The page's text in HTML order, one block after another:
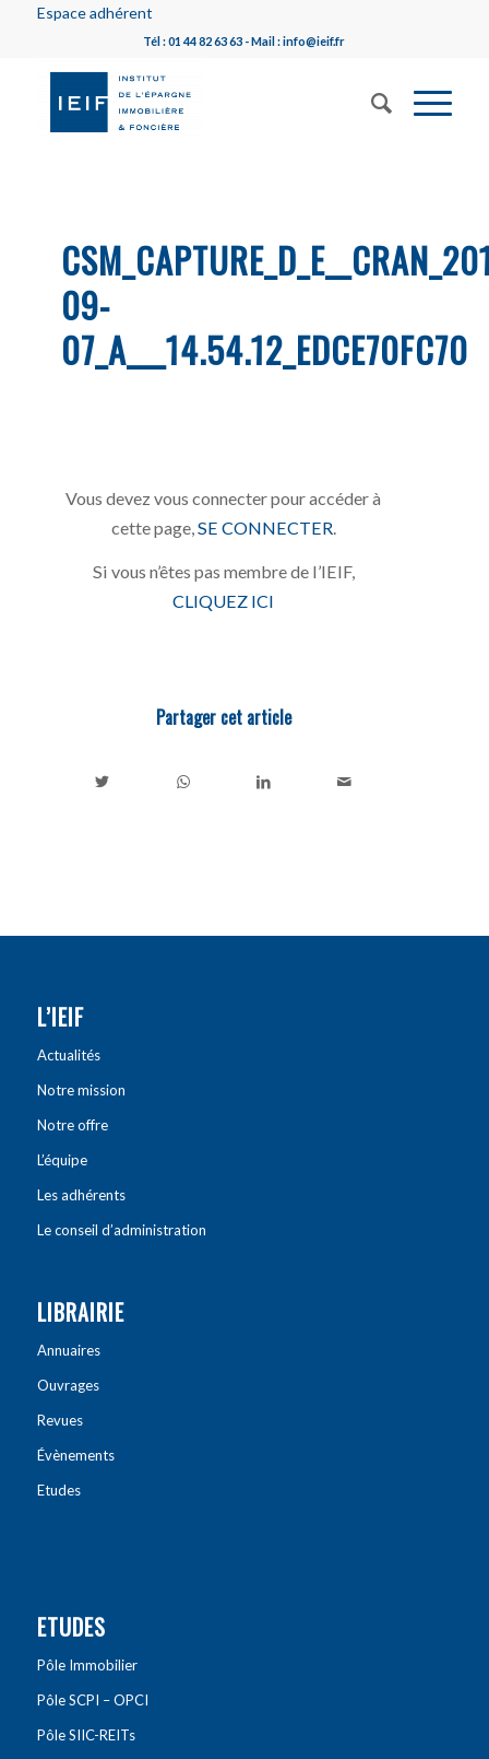
Espace adhérent
Tél : 01 44 82 63 63 - Mail : info@ieif.fr
09-
07_A___14.54.12_EDCE70FC70
Vous devez vous connecter pour accéder à
cette page, SE CONNECTER
Si vous n’êtes pas membre de l’IEIF,
CLIQUEZ ICI
Partager cet article
L’IEIF
Actualités
Notre mission
Notre offre
L’équipe
Les adhérents
Le conseil d’administration
LIBRAIRIE
Annuaires
Ouvrages
Revues
Évènements
Etudes
ETUDES
Pôle Immobilier
Pôle SCPI – OPCI
Pôle SIIC-REITs